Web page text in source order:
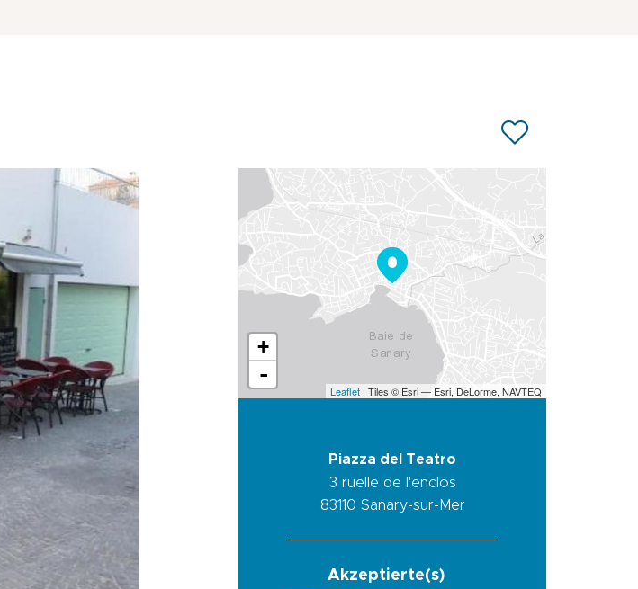
+
-
Leaflet | Tiles © Esri — Esri, DeLorme, NAVTEQ
Piazza del Teatro
3 ruelle de l'enclos
83110 Sanary-sur-Mer
Akzeptierte(s)